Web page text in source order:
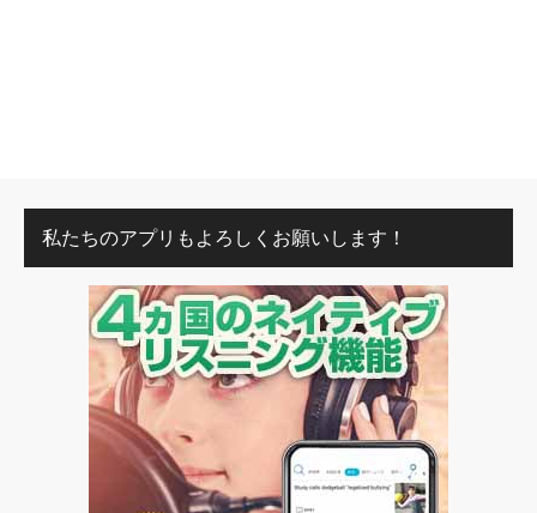
私たちのアプリもよろしくお願いします！